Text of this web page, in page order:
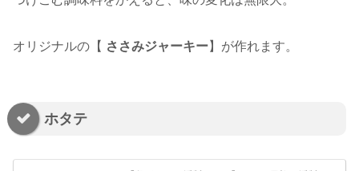
オリジナルの【 ささみジャーキー】が作れます。
ホタテ